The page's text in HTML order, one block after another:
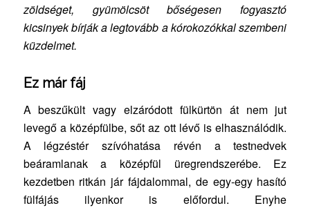
zöldséget, gyümölcsöt bőségesen fogyasztó
kicsinyek bírják a legtovább a kórokozókkal szembeni
küzdelmet.
Ez már fáj
A beszűkült vagy elzáródott fülkürtön át nem jut
levegő a középfülbe, sőt az ott lévő is elhasználódik.
A légzéstér szívóhatása révén a testnedvek
beáramlanak a középfül üregrendszerébe. Ez
kezdetben ritkán jár fájdalommal, de egy-egy hasító
fülfájás ilyenkor is előfordul. Enyhe